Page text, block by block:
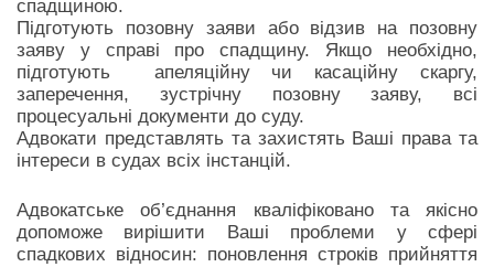
спадщиною.
Підготують позовну заяви або відзив на позовну
заяву у справі про спадщину. Якщо необхідно,
підготують апеляційну чи касаційну скаргу,
заперечення, зустрічну позовну заяву, всі
процесуальні документи до суду.
Адвокати представлять та захистять Ваші права та
інтереси в судах всіх інстанцій.
Адвокатське об’єднання кваліфіковано та якісно
допоможе вирішити Ваші проблеми у сфері
спадкових відносин: поновлення строків прийняття